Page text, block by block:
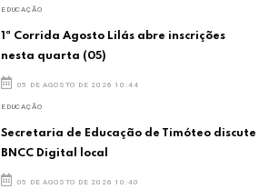
EDUCAÇÃO
1ª Corrida Agosto Lilás abre inscrições
nesta quarta (05)
05 DE AGOSTO DE 2026 10:44
EDUCAÇÃO
Secretaria de Educação de Timóteo discute
BNCC Digital local
05 DE AGOSTO DE 2026 10:40